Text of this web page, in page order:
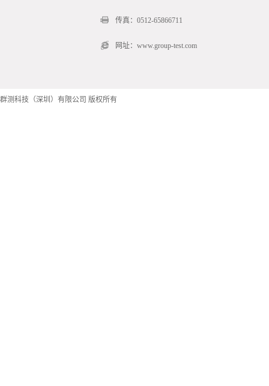
传真：0512-65866711
网址：www.group-test.com
群测科技（深圳）有限公司 版权所有